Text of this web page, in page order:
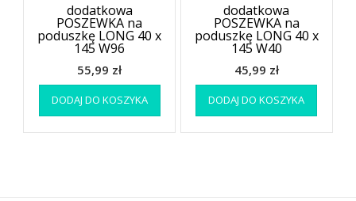
dodatkowa
POSZEWKA na
poduszkę LONG 40 x
145 W96
55,99 zł
DODAJ DO KOSZYKA
dodatkowa
POSZEWKA na
poduszkę LONG 40 x
145 W40
45,99 zł
DODAJ DO KOSZYKA